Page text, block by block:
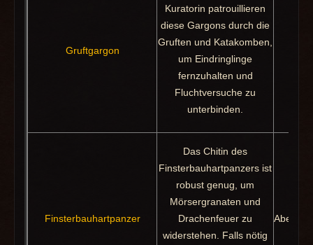
Gruftgargon
Kuratorin patrouillieren
diese Gargons durch die
Gruften und Katakomben,
um Eindringlinge
fernzuhalten und
Fluchtversuche zu
unterbinden.
Finsterbauhartpanzer
Das Chitin des
Finsterbauhartpanzers ist
robust genug, um
Mörsergranaten und
Drachenfeuer zu
widerstehen. Falls nötig